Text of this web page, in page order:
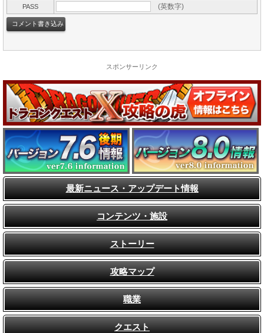
PASS (英数字)
スポンサーリンク
最新ニュース・アップデート情報
コンテンツ・施設
ストーリー
攻略マップ
職業
クエスト